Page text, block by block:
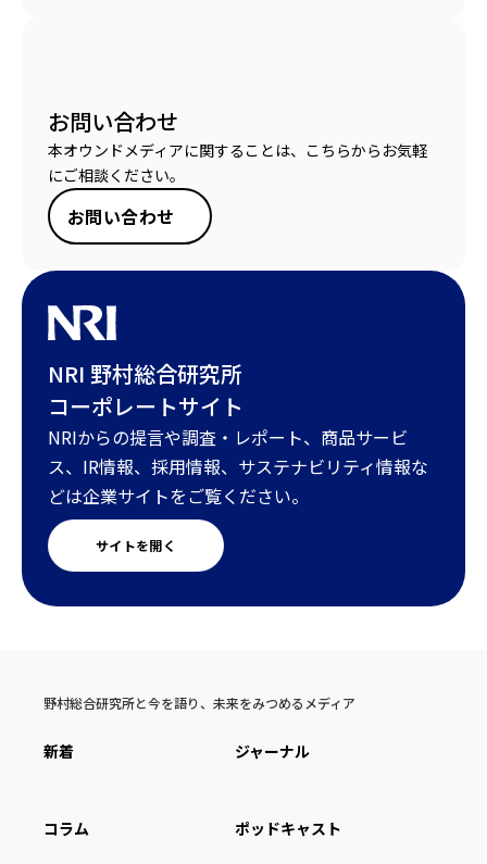
お問い合わせ
本オウンドメディアに関することは、こちらからお気軽
にご相談ください。
お問い合わせ
NRI 野村総合研究所
コーポレートサイト
NRIからの提言や調査・レポート、商品サービ
ス、IR情報、採用情報、サステナビリティ情報な
どは企業サイトをご覧ください。
サイトを開く
野村総合研究所と今を語り、未来をみつめるメディア
新着 ジャーナル
コラム ポッドキャスト